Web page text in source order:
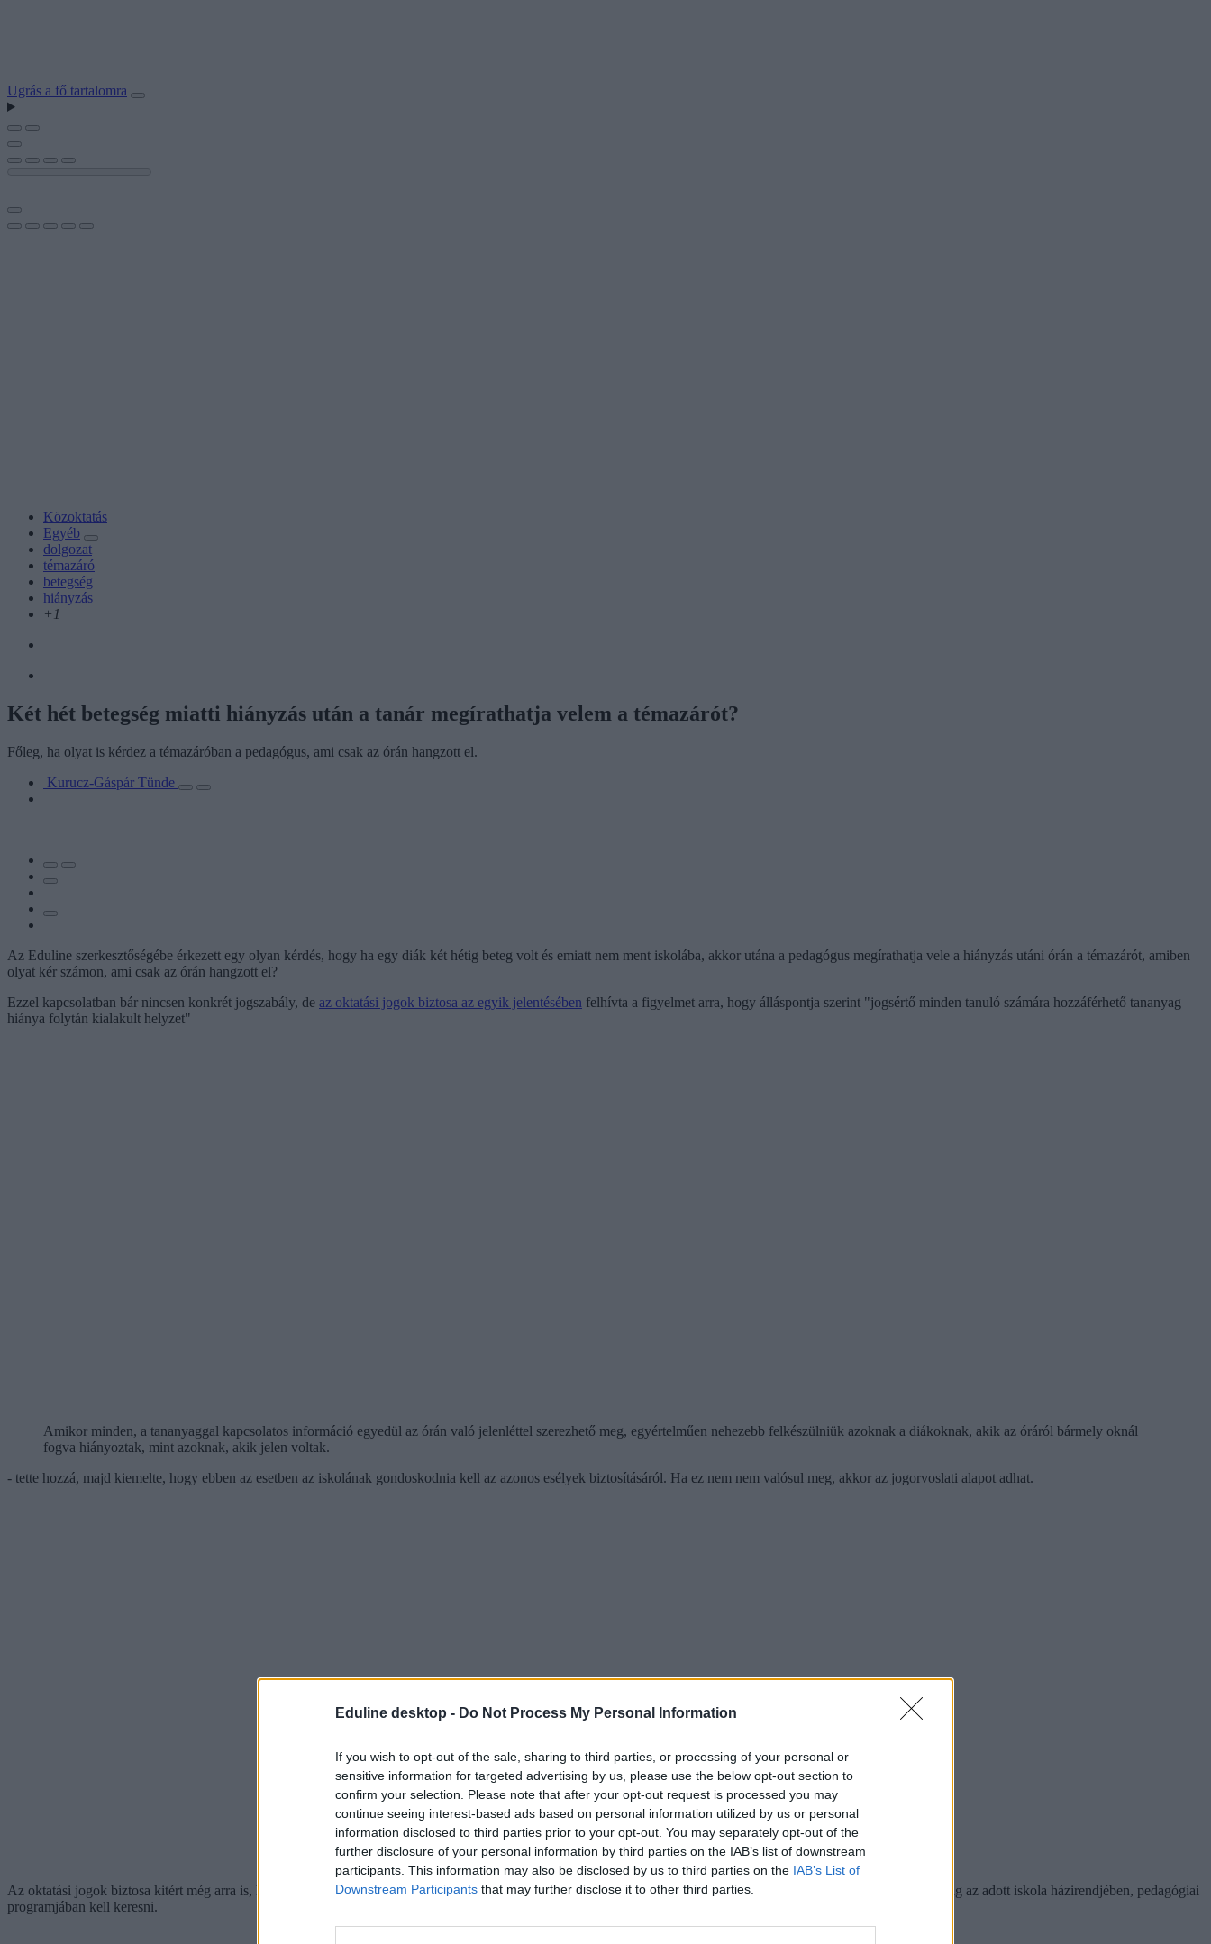
Eduline desktop - Do Not Process My Personal Information
If you wish to opt-out of the sale, sharing to third parties, or processing of your personal or
sensitive information for targeted advertising by us, please use the below opt-out section to
confirm your selection. Please note that after your opt-out request is processed you may
continue seeing interest-based ads based on personal information utilized by us or personal
information disclosed to third parties prior to your opt-out. You may separately opt-out of the
further disclosure of your personal information by third parties on the IAB’s list of downstream
participants. This information may also be disclosed by us to third parties on the IAB’s List of
Downstream Participants that may further disclose it to other third parties.
Ugrás a fő tartalomra
Közoktatás
Egyéb
dolgozat
témazáró
betegség
hiányzás
+1
Két hét betegség miatti hiányzás után a tanár megírathatja velem a témazárót?
Főleg, ha olyat is kérdez a témazáróban a pedagógus, ami csak az órán hangzott el.
Kurucz-Gáspár Tünde
Az Eduline szerkesztőségébe érkezett egy olyan kérdés, hogy ha egy diák két hétig beteg volt és emiatt nem ment iskolába, akkor utána a pedagógus megírathatja vele a hiányzás utáni órán a témazárót, amiben
olyat kér számon, ami csak az órán hangzott el?
Ezzel kapcsolatban bár nincsen konkrét jogszabály, de az oktatási jogok biztosa az egyik jelentésében felhívta a figyelmet arra, hogy álláspontja szerint "jogsértő minden tanuló számára hozzáférhető tananyag
hiánya folytán kialakult helyzet"
Amikor minden, a tananyaggal kapcsolatos információ egyedül az órán való jelenléttel szerezhető meg, egyértelműen nehezebb felkészülniük azoknak a diákoknak, akik az óráról bármely oknál
fogva hiányoztak, mint azoknak, akik jelen voltak.
- tette hozzá, majd kiemelte, hogy ebben az esetben az iskolának gondoskodnia kell az azonos esélyek biztosításáról. Ha ez nem nem valósul meg, akkor az jogorvoslati alapot adhat.
Az oktatási jogok biztosa kitért még arra is, hogy konkrét jogszabály nincsen azzal kapcsolatban, hogy mennyi ideje van a diáknak bepótolni az anyagot. Ezeket mindig az adott iskola házirendjében, pedagógiai
programjában kell keresni.